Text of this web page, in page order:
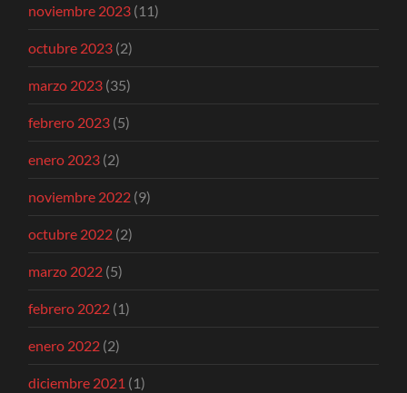
noviembre 2023 (11)
octubre 2023 (2)
marzo 2023 (35)
febrero 2023 (5)
enero 2023 (2)
noviembre 2022 (9)
octubre 2022 (2)
marzo 2022 (5)
febrero 2022 (1)
enero 2022 (2)
diciembre 2021 (1)